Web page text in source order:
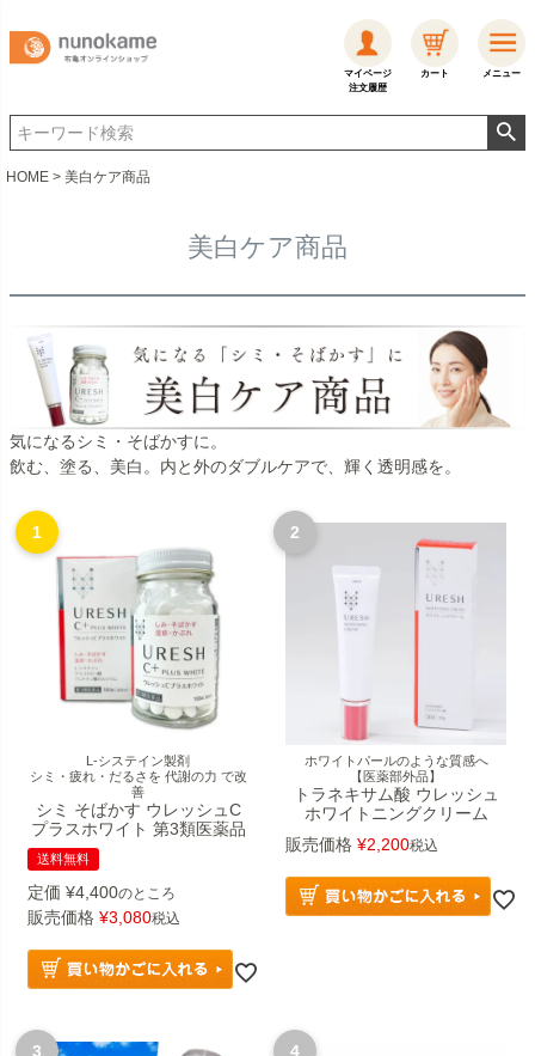
マイページ
注文履歴
カート メニュー
HOME 美白ケア商品
美白ケア商品
気になるシミ・そばかすに。
飲む、塗る、美白。内と外のダブルケアで、輝く透明感を。
L-システイン製剤
シミ・疲れ・だるさを 代謝の力 で改
善
シミ そばかす ウレッシュC
プラスホワイト 第3類医薬品
送料無料
定価 ¥4,400のところ
販売価格 ¥3,080税込
ホワイトパールのような質感へ
【医薬部外品】
トラネキサム酸 ウレッシュ
ホワイトニングクリーム
販売価格 ¥2,200税込